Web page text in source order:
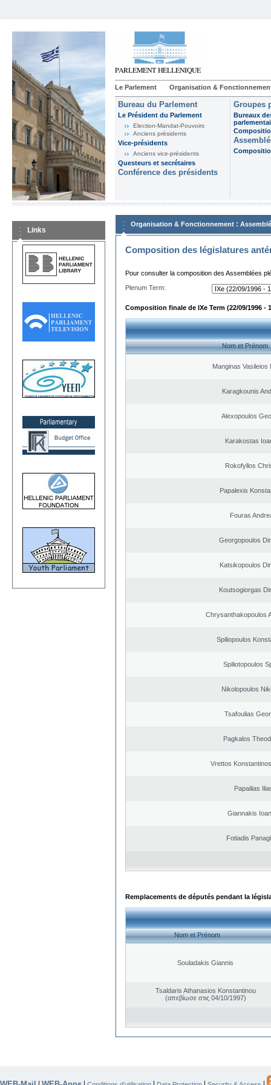
Le Parlement Organisation &
Bureau du Parlement
Le Président du Parlement
Election-Mandat-Pouvoirs
Anciens présidents
Vice-présidents
Anciens vice-présidents
Questeurs et secrétaires
Conférence des présidents
Groupes
Bureaux
Links
Organisation & Fonctionnement :
Composition des législatures
Pour consulter la composition des Assemblées
Plenum Term:
Composition finale de IXe Term (22/09/1996 -
Nom et Prénom
Manginas Vasileios
Karagkounis
Alexopoulos
Karakostas
Rokofyllos
Papalexis
Fouras
Georgopoulos
Katsikopoulos
Koutsogiorgas
Chrysanthakopoulos
Spiliopoulos
Spiliotopoulos
Nikolopoulos
Tsafoulias
Pagkalos
Vrettos
Papailias
Giannakis
Fotiadis
Remplacements de députés pendant la
Nom et Prénom
Souladakis Giannis
Tsaldaris Athanasios Konstantinou
(απεβίωσε στις 04/10/1997)
| | | | |